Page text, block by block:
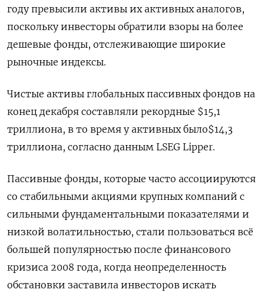
году превысили активы их активных аналогов,
поскольку инвесторы обратили взоры на более
дешевые фонды, отслеживающие широкие
рыночные индексы.
Чистые активы глобальных пассивных фондов на
конец декабря составляли рекордные $15,1
триллиона, в то время у активных было$14,3
триллиона, согласно данным LSEG Lipper.
Пассивные фонды, которые часто ассоциируются
со стабильными акциями крупных компаний с
сильными фундаментальными показателями и
низкой волатильностью, стали пользоваться всё
большей популярностью после финансового
кризиса 2008 года, когда неопределенность
обстановки заставила инвесторов искать